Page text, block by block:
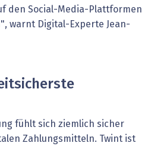
den Social-Media-Plattformen
warnt Digital-Experte Jean-
fühlt sich ziemlich sicher
Zahlungsmitteln. Twint ist